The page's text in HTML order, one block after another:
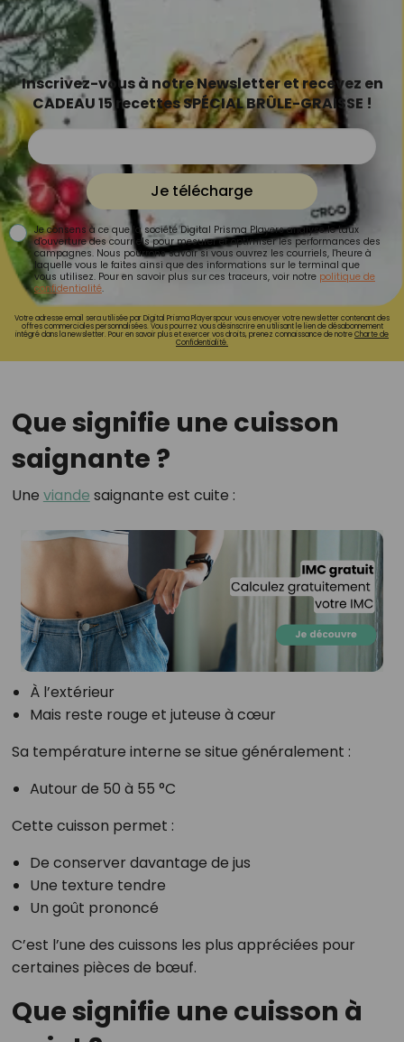
Inscrivez-vous à notre Newsletter et recevez en
CADEAU 15 recettes SPÉCIAL BRÛLE-GRAISSE !
Je télécharge
Je consens à ce que la société Digital Prisma Players analyse le taux
d'ouverture des courriels pour mesurer et optimiser les performances des
campagnes. Nous pourrons savoir si vous ouvrez les courriels, l'heure à
laquelle vous le faites ainsi que des informations sur le terminal que
vous utilisez. Pour en savoir plus sur ces traceurs, voir notre politique de
confidentialité.
Votre adresse email sera utilisée par Digital Prisma Playerspour vous envoyer votre newsletter contenant des
offres commerciales personnalisées. Vous pourrez vous désinscrire en utilisant le lien de désabonnement
intégré dans la newsletter. Pour en savoir plus et exercer vos droits, prenez connaissance de notreCharte de
Confidentialité.
Que signifie une cuisson
saignante ?
Une viande saignante est cuite :
À l’extérieur
Mais reste rouge et juteuse à cœur
Sa température interne se situe généralement :
Autour de 50 à 55 °C
Cette cuisson permet :
De conserver davantage de jus
Une texture tendre
Un goût prononcé
C’est l’une des cuissons les plus appréciées pour
certaines pièces de bœuf.
Que signifie une cuisson à